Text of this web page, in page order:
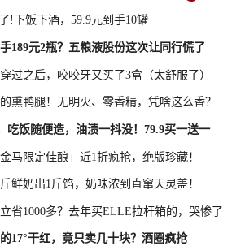
!下饭下酒，59.9元到手10罐
189元2瓶？五粮液股份这次让同行慌了
过之后，咬咬牙又买了3盒（太舒服了）
熏鸭腿！无明火、零香精，凭啥这么香？
吃饭随便造，油渍一抖没！79.9买一送一
马限定佳酿」近1折疯抢，绝版珍藏！
鲜奶出1斤馅，奶味浓到直窜天灵盖！
省1000多？去年买ELLE拉杆箱的，哭惨了
17°干红，竟只卖几十块？酒圈疯抢